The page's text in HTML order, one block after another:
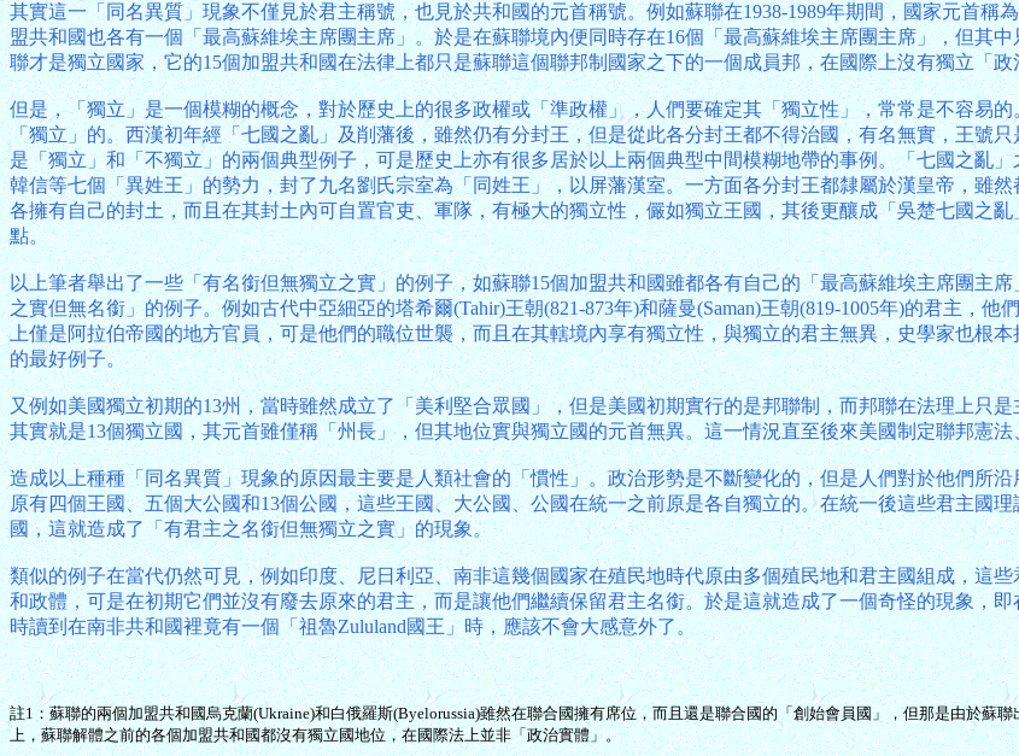
其實這一「同名異質」現象不僅見於君主稱號，也見於共和國的元首稱號。例如蘇聯在1938-1989年期間，國家元首
盟共和國也各有一個「最高蘇維埃主席團主席」。於是在蘇聯境內便同時存在16個「最高蘇維埃主席團主席」，但其
聯才是獨立國家，它的15個加盟共和國在法律上都只是蘇聯這個聯邦制國家之下的一個成員邦，在國際上沒有獨立「
但是，「獨立」是一個模糊的概念，對於歷史上的很多政權或「準政權」，人們要確定其「獨立性」，常常是不容易
「獨立」的。西漢初年經「七國之亂」及削藩後，雖然仍有分封王，但是從此各分封王都不得治國，有名無實，王號
是「獨立」和「不獨立」的兩個典型例子，可是歷史上亦有很多居於以上兩個典型中間模糊地帶的事例。「七國之亂
韓信等七個「異姓王」的勢力，封了九名劉氏宗室為「同姓王」，以屏藩漢室。一方面各分封王都隸屬於漢皇帝，雖
各擁有自己的封土，而且在其封土內可自置官吏、軍隊，有極大的獨立性，儼如獨立王國，其後更釀成「吳楚七國之
點。
以上筆者舉出了一些「有名銜但無獨立之實」的例子，如蘇聯15個加盟共和國雖都各有自己的「最高蘇維埃主席團主
之實但無名銜」的例子。例如古代中亞細亞的塔希爾(Tahir)王朝(821-873年)和薩曼(Saman)王朝(819-1005年)的君主，
上僅是阿拉伯帝國的地方官員，可是他們的職位世襲，而且在其轄境內享有獨立性，與獨立的君主無異，史學家也根
的最好例子。
又例如美國獨立初期的13州，當時雖然成立了「美利堅合眾國」，但是美國初期實行的是邦聯制，而邦聯在法理上只
其實就是13個獨立國，其元首雖僅稱「州長」，但其地位實與獨立國的元首無異。這一情況直至後來美國制定聯邦憲
造成以上種種「同名異質」現象的原因最主要是人類社會的「慣性」。政治形勢是不斷變化的，但是人們對於他們所
原有四個王國、五個大公國和13個公國，這些王國、大公國、公國在統一之前原是各自獨立的。在統一後這些君主國
國，這就造成了「有君主之名銜但無獨立之實」的現象。
類似的例子在當代仍然可見，例如印度、尼日利亞、南非這幾個國家在殖民地時代原由多個殖民地和君主國組成，這
和政體，可是在初期它們並沒有廢去原來的君主，而是讓他們繼續保留君主名銜。於是這就造成了一個奇怪的現象，
時讀到在南非共和國裡竟有一個「祖魯Zululand國王」時，應該不會大感意外了。
註1：蘇聯的兩個加盟共和國烏克蘭(Ukraine)和白俄羅斯(Byelorussia)雖然在聯合國擁有席位，而且還是聯合國的「創始會員國」，但那是由於蘇
上，蘇聯解體之前的各個加盟共和國都沒有獨立國地位，在國際法上並非「政治實體」。